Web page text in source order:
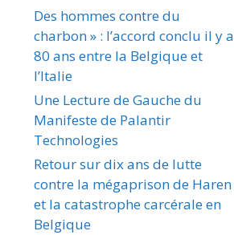
Des hommes contre du
charbon » : l’accord conclu il y a
80 ans entre la Belgique et
l’Italie
Une Lecture de Gauche du
Manifeste de Palantir
Technologies
Retour sur dix ans de lutte
contre la mégaprison de Haren
et la catastrophe carcérale en
Belgique